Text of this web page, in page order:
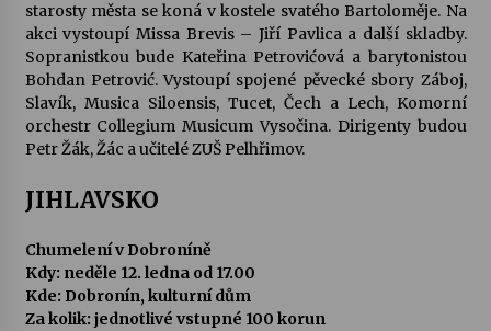
starosty města se koná v kostele svatého Bartoloměje. Na
akci vystoupí Missa Brevis – Jiří Pavlica a další skladby.
Sopranistkou bude Kateřina Petrovićová a barytonistou
Bohdan Petrović. Vystoupí spojené pěvecké sbory Záboj,
Slavík, Musica Siloensis, Tucet, Čech a Lech, Komorní
orchestr Collegium Musicum Vysočina. Dirigenty budou
Petr Žák, Žác a učitelé ZUŠ Pelhřimov.
JIHLAVSKO
Chumelení v Dobroníně
Kdy: neděle 12. ledna od 17.00
Kde: Dobronín, kulturní dům
Za kolik: jednotlivé vstupné 100 korun